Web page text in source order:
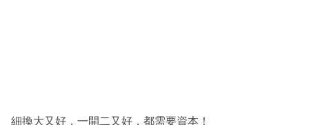
細換大又好，一開二又好，都需要資本！